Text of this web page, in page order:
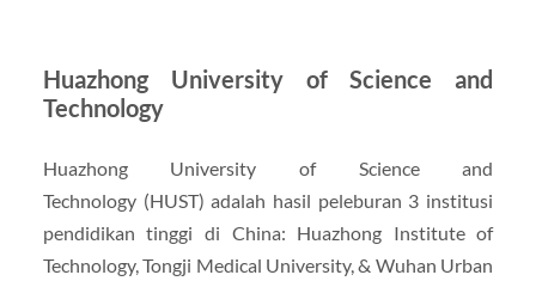
Huazhong University of Science and
Technology
Huazhong University of Science and
Technology (HUST) adalah hasil peleburan 3 institusi
pendidikan tinggi di China: Huazhong Institute of
Technology, Tongji Medical University, & Wuhan Urban